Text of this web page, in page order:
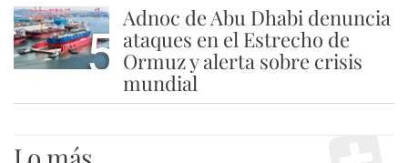
5
Adnoc de Abu Dhabi denuncia
ataques en el Estrecho de
Ormuz y alerta sobre crisis
mundial